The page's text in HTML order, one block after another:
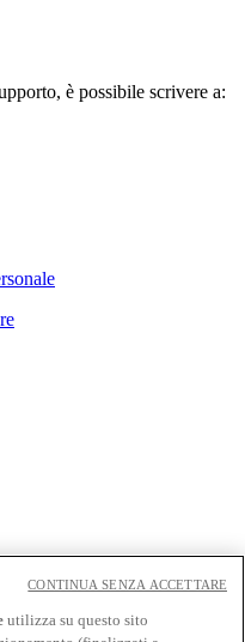
è possibile scrivere a:
utilizza su questo sito
CONTINUA SENZA ACCETTARE